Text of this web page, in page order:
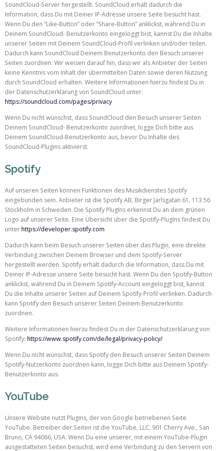
SoundCloud-Server hergestellt. SoundCloud erhält dadurch die
Information, dass Du mit Deiner IP-Adresse unsere Seite besucht hast.
Wenn Du den “Like-Button” oder “Share-Button” anklickst, während Du in
Deinem SoundCloud- Benutzerkonto eingeloggt bist, kannst Du die Inhalte
unserer Seiten mit Deinem SoundCloud-Profil verlinken und/oder teilen.
Dadurch kann SoundCloud Deinem Benutzerkonto den Besuch unserer
Seiten zuordnen. Wir weisen darauf hin, dass wir als Anbieter der Seiten
keine Kenntnis vom Inhalt der übermittelten Daten sowie deren Nutzung
durch SoundCloud erhalten. Weitere Informationen hierzu findest Du in
der Datenschutzerklärung von SoundCloud unter:
https://soundcloud.com/pages/privacy
Wenn Du nicht wünschst, dass SoundCloud den Besuch unserer Seiten
Deinem SoundCloud- Benutzerkonto zuordnet, logge Dich bitte aus
Deinem SoundCloud-Benutzerkonto aus, bevor Du Inhalte des
SoundCloud-Plugins aktivierst.
Spotify
Auf unseren Seiten können Funktionen des Musikdienstes Spotify
eingebunden sein. Anbieter ist die Spotify AB, Birger Jarlsgatan 61, 113 56
Stockholm in Schweden. Die Spotify PlugIns erkennst Du an dem grünen
Logo auf unserer Seite. Eine Übersicht über die Spotify-PlugIns findest Du
unterhttps://developer.spotify.com
Dadurch kann beim Besuch unserer Seiten über das Plugin, eine direkte
Verbindung zwischen Deinem Browser und dem Spotify-Server
hergestellt werden. Spotify erhält dadurch die Information, dass Du mit
Deiner IP-Adresse unsere Seite besucht hast. Wenn Du den Spotify-Button
anklickst, während Du in Deinem Spotify-Account eingeloggt bist, kannst
Du die Inhalte unserer Seiten auf Deinem Spotify-Profil verlinken. Dadurch
kann Spotify den Besuch unserer Seiten Deinem Benutzerkonto
zuordnen.
Weitere Informationen hierzu findest Du in der Datenschutzerklärung von
Spotify: https://www.spotify.com/de/legal/privacy-policy/
Wenn Du nicht wünschst, dass Spotify den Besuch unserer Seiten Deinem
Spotify-Nutzerkonto zuordnen kann, logge Dich bitte aus Deinem Spotify-
Benutzerkonto aus.
YouTube
Unsere Website nutzt Plugins, der von Google betriebenen Seite
YouTube. Betreiber der Seiten ist die YouTube, LLC, 901 Cherry Ave., San
Bruno, CA 94066, USA. Wenn Du eine unserer, mit einem YouTube-Plugin
ausgestatteten Seiten besuchst, wird eine Verbindung zu den Servern von